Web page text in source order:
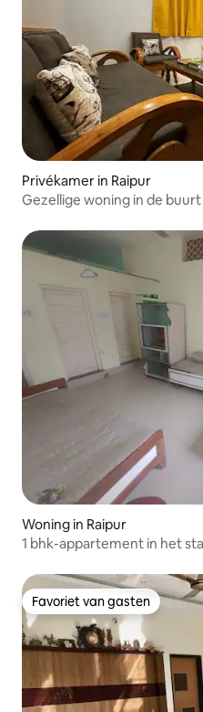
Privékamer in Raipur
Gezellige woning in de
Woning in Raipur
1 bhk-appartement in het
Favoriet van gasten
Favoriet van gasten